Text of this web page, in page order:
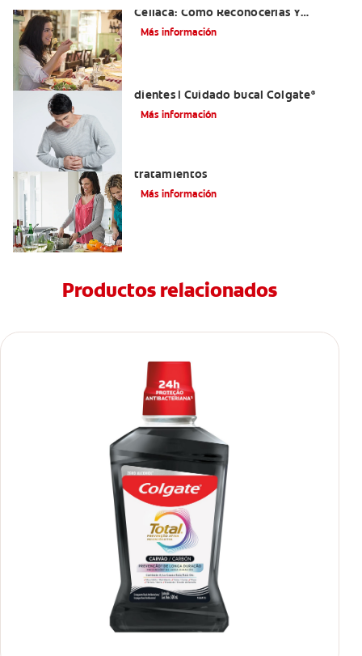
Celíaca: Cómo Reconocerlas Y
Tratarlas
Más información
dientes | Cuidado bucal Colgate®
Más información
tratamientos
Más información
Productos relacionados